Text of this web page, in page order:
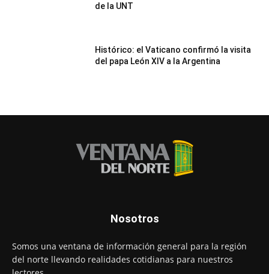
de la UNT
Histórico: el Vaticano confirmó la visita
del papa León XIV a la Argentina
Nosotros
Somos una ventana de información general para la región
del norte llevando realidades cotidianas para nuestros